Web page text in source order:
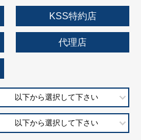
KSS特約店
代理店
以下から選択して下さい
以下から選択して下さい